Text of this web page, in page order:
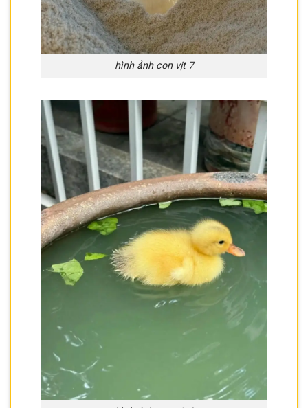
hình ảnh con vịt 7